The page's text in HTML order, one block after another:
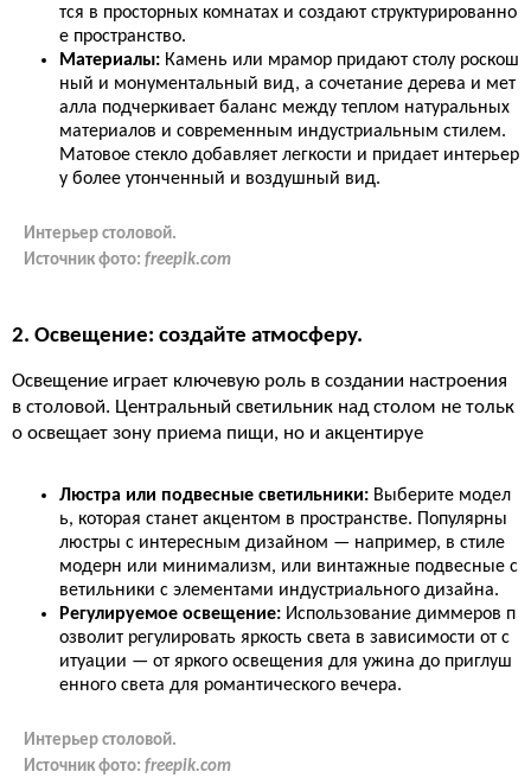
тся в просторных комнатах и создают структурированно
е пространство.
Материалы: Камень или мрамор придают столу роскош
ный и монументальный вид, а сочетание дерева и мет
алла подчеркивает баланс между теплом натуральных
материалов и современным индустриальным стилем.
Матовое стекло добавляет легкости и придает интерьер
у более утонченный и воздушный вид.
Интерьер столовой.
Источник фото: freepik.com
2. Освещение: создайте атмосферу.
Освещение играет ключевую роль в создании настроения
в столовой. Центральный светильник над столом не тольк
о освещает зону приема пищи, но и акцентируе
Люстра или подвесные светильники: Выберите модел
ь, которая станет акцентом в пространстве. Популярны
люстры с интересным дизайном — например, в стиле
модерн или минимализм, или винтажные подвесные с
ветильники с элементами индустриального дизайна.
Регулируемое освещение: Использование диммеров п
озволит регулировать яркость света в зависимости от с
итуации — от яркого освещения для ужина до приглуш
енного света для романтического вечера.
Интерьер столовой.
Источник фото: freepik.com